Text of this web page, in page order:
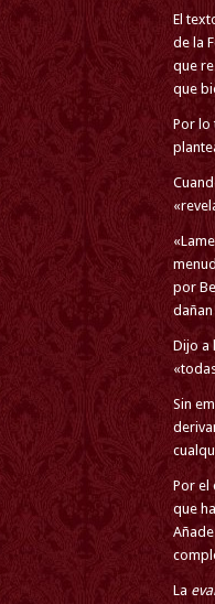
El
de la
que
que
Por lo
por
Dijo a
Sin
Por el
que
La